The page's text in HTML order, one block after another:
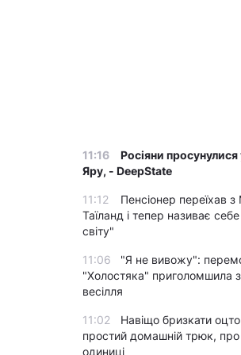
11:16
Росіяни
Яру, - DeepState
11:12
Пенсіонер переїхав
Таїланд і тепер називає
світу"
11:06
"Я не вивожу":
"Холостяка" приголомшила
весілля
11:02
Навіщо бризкати
простий домашній трюк,
одиниці